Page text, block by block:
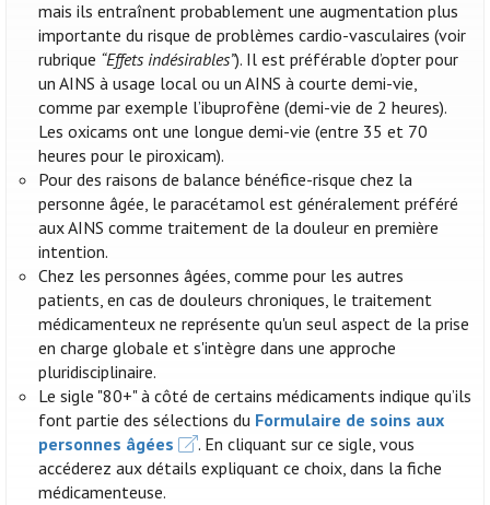
mais ils entraînent probablement une augmentation plus
importante du risque de problèmes cardio-vasculaires (voir
rubrique “Effets indésirables”). Il est préférable d’opter pour
un AINS à usage local ou un AINS à courte demi-vie,
comme par exemple l’ibuprofène (demi-vie de 2 heures).
Les oxicams ont une longue demi-vie (entre 35 et 70
heures pour le piroxicam).
Pour des raisons de balance bénéfice-risque chez la
personne âgée, le paracétamol est généralement préféré
aux AINS comme traitement de la douleur en première
intention.
Chez les personnes âgées, comme pour les autres
patients, en cas de douleurs chroniques, le traitement
médicamenteux ne représente qu'un seul aspect de la prise
en charge globale et s'intègre dans une approche
pluridisciplinaire.
Le sigle "80+" à côté de certains médicaments indique qu’ils
font partie des sélections du Formulaire de soins aux
personnes âgées
. En cliquant sur ce sigle, vous
accéderez aux détails expliquant ce choix, dans la fiche
médicamenteuse.